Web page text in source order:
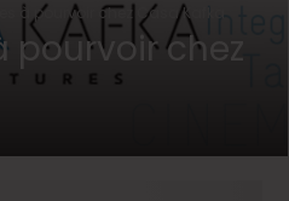
à pourvoir chez Casa Kafka
pourvoir chez